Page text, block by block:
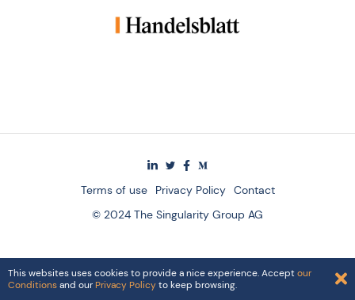
Terms of use Privacy Policy Contact
© 2024 The Singularity Group AG
This websites uses cookies to provide a nice experience. Acceptour
Conditionsand our Privacy Policyto keep browsing.